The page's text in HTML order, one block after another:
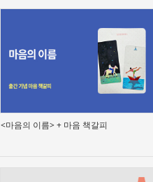
<마음의 이름> + 마음 책갈피